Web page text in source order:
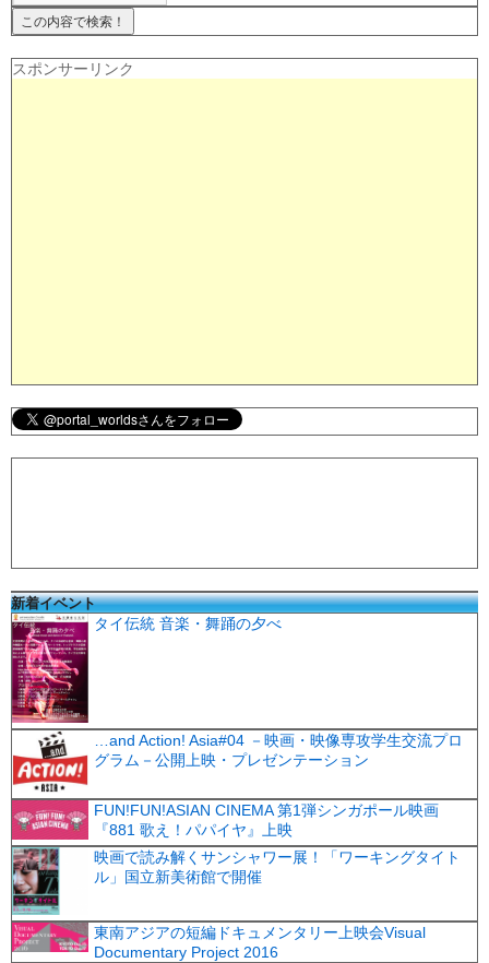
スポンサーリンク
新着イベント
タイ伝統 音楽・舞踊の夕べ
…and Action! Asia#04 －映画・映像専攻学生交流プロ
グラム－公開上映・プレゼンテーション
FUN!FUN!ASIAN CINEMA 第1弾シンガポール映画
『881 歌え！パパイヤ』上映
映画で読み解くサンシャワー展！「ワーキングタイト
ル」国立新美術館で開催
東南アジアの短編ドキュメンタリー上映会Visual
Documentary Project 2016